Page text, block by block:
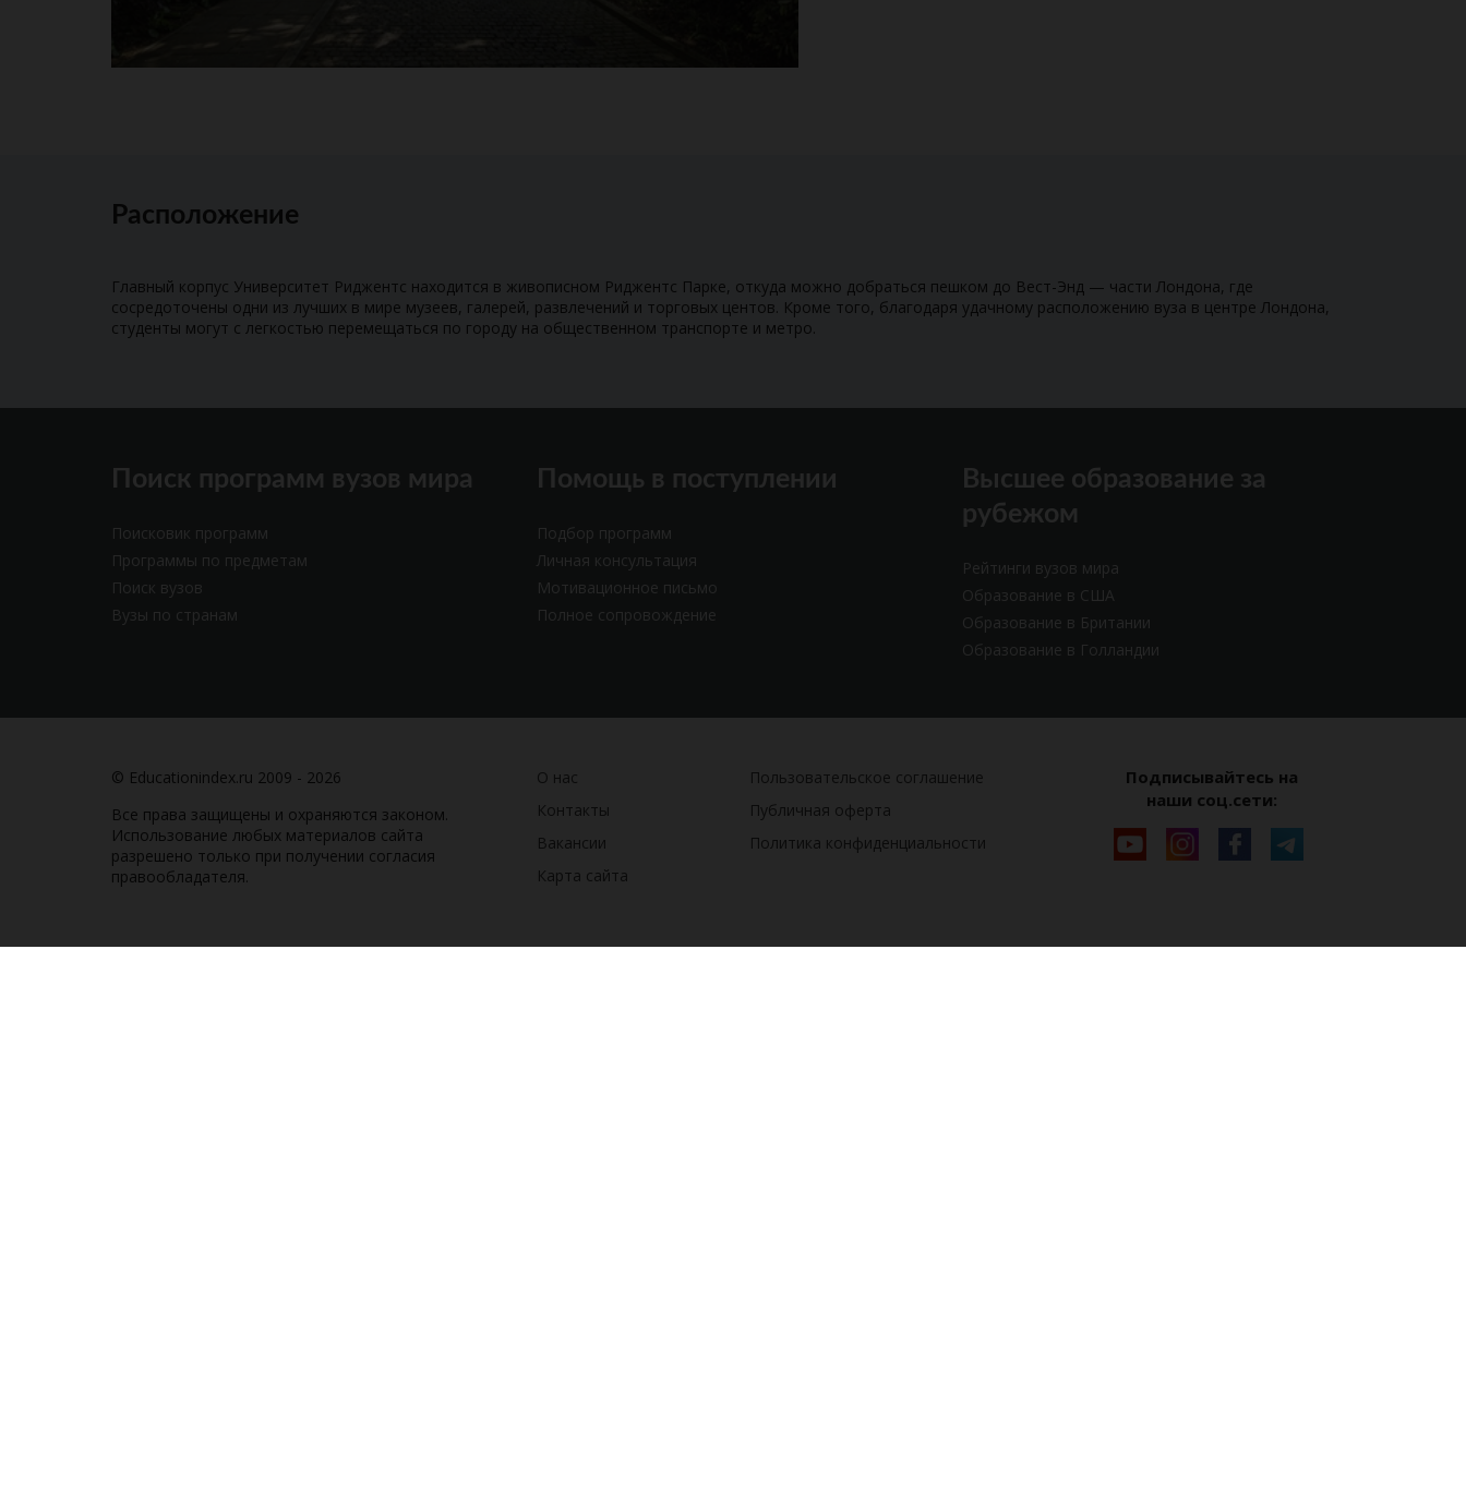
Расположение
Главный корпус Университет Риджентс находится в живописном Риджентс Парке, откуда можно добраться пешком до Вест-Энд — части Лондона, где
сосредоточены одни из лучших в мире музеев, галерей, развлечений и торговых центов. Кроме того, благодаря удачному расположению вуза в центре Лондона,
студенты могут с легкостью перемещаться по городу на общественном транспорте и метро.
Поиск программ вузов мира
Поисковик программ
Программы по предметам
Поиск вузов
Вузы по странам
Помощь в поступлении
Подбор программ
Личная консультация
Мотивационное письмо
Полное сопровождение
Высшее образование за
рубежом
Рейтинги вузов мира
Образование в США
Образование в Британии
Образование в Голландии
© Educationindex.ru 2009 - 2026
Все права защищены и охраняются законом.
Использование любых материалов сайта
разрешено только при получении согласия
правообладателя.
О нас
Контакты
Вакансии
Карта сайта
Пользовательское соглашение
Публичная оферта
Политика конфиденциальности
Подписывайтесь на
наши соц.сети: